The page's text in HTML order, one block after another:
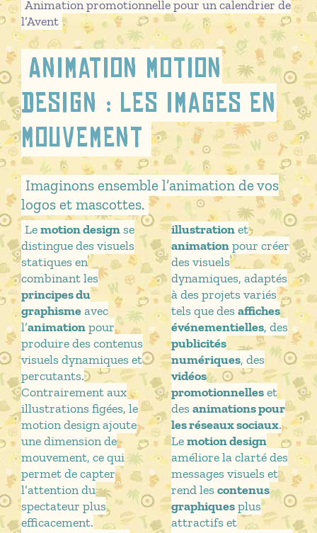
Animation promotionnelle pour un calendrier de
l’Avent
Animation motion
design : les images en
mouvement
Imaginons ensemble l’animation de vos
logos et mascottes.
Lemotion designse
distingue des visuels
statiques en
combinant les
principes du
graphismeavec
l’animationpour
produire des contenus
visuels dynamiques et
percutants.
Contrairement aux
illustrations figées, le
motion design ajoute
une dimension de
mouvement, ce qui
permet de capter
l’attention du
spectateur plus
efficacement.
illustrationet
animationpour créer
des visuels
dynamiques, adaptés
à des projets variés
tels que desaffiches
événementielles, des
publicités
numériques, des
vidéos
promotionnelleset
desanimations pour
les réseaux sociaux.
Lemotion design
améliore la clarté des
messages visuels et
rend lescontenus
graphiquesplus
attractifs et